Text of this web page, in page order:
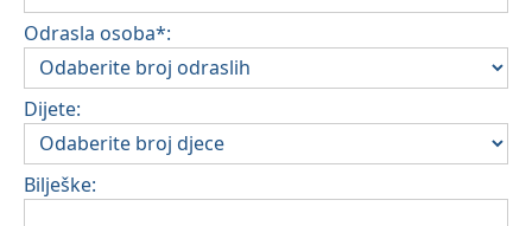
Odrasla osoba*:
Dijete:
Bilješke: